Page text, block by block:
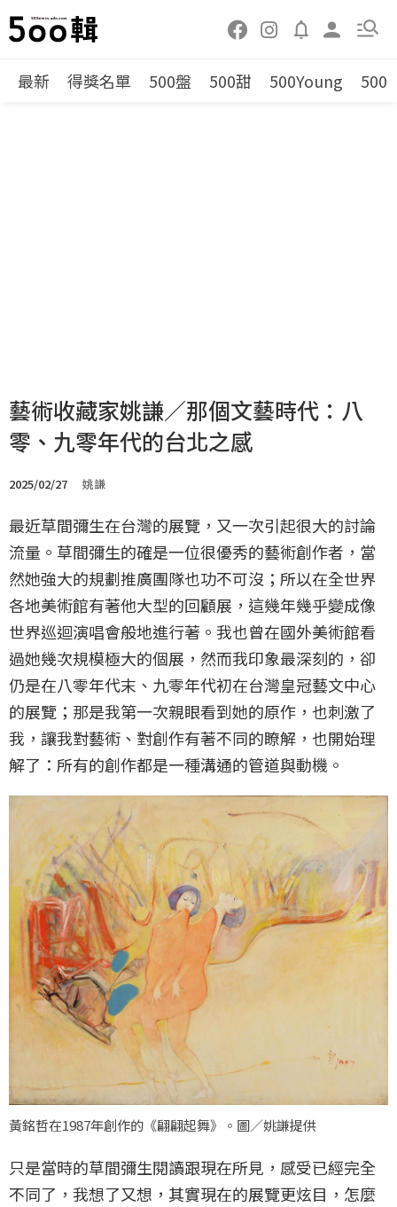
最新 得獎名單 500盤 500甜 500Young 500
藝術收藏家姚謙／那個文藝時代：八
零、九零年代的台北之感
2025/02/27 姚謙
最近草間彌生在台灣的展覽，又一次引起很大的討論
流量。草間彌生的確是一位很優秀的藝術創作者，當
然她強大的規劃推廣團隊也功不可沒；所以在全世界
各地美術館有著他大型的回顧展，這幾年幾乎變成像
世界巡迴演唱會般地進行著。我也曾在國外美術館看
過她幾次規模極大的個展，然而我印象最深刻的，卻
仍是在八零年代末、九零年代初在台灣皇冠藝文中心
的展覽；那是我第一次親眼看到她的原作，也刺激了
我，讓我對藝術、對創作有著不同的瞭解，也開始理
解了：所有的創作都是一種溝通的管道與動機。
黃銘哲在1987年創作的《翩翩起舞》。圖／姚謙提供
只是當時的草間彌生閱讀跟現在所見，感受已經完全
不同了，我想了又想，其實現在的展覽更炫目，怎麼